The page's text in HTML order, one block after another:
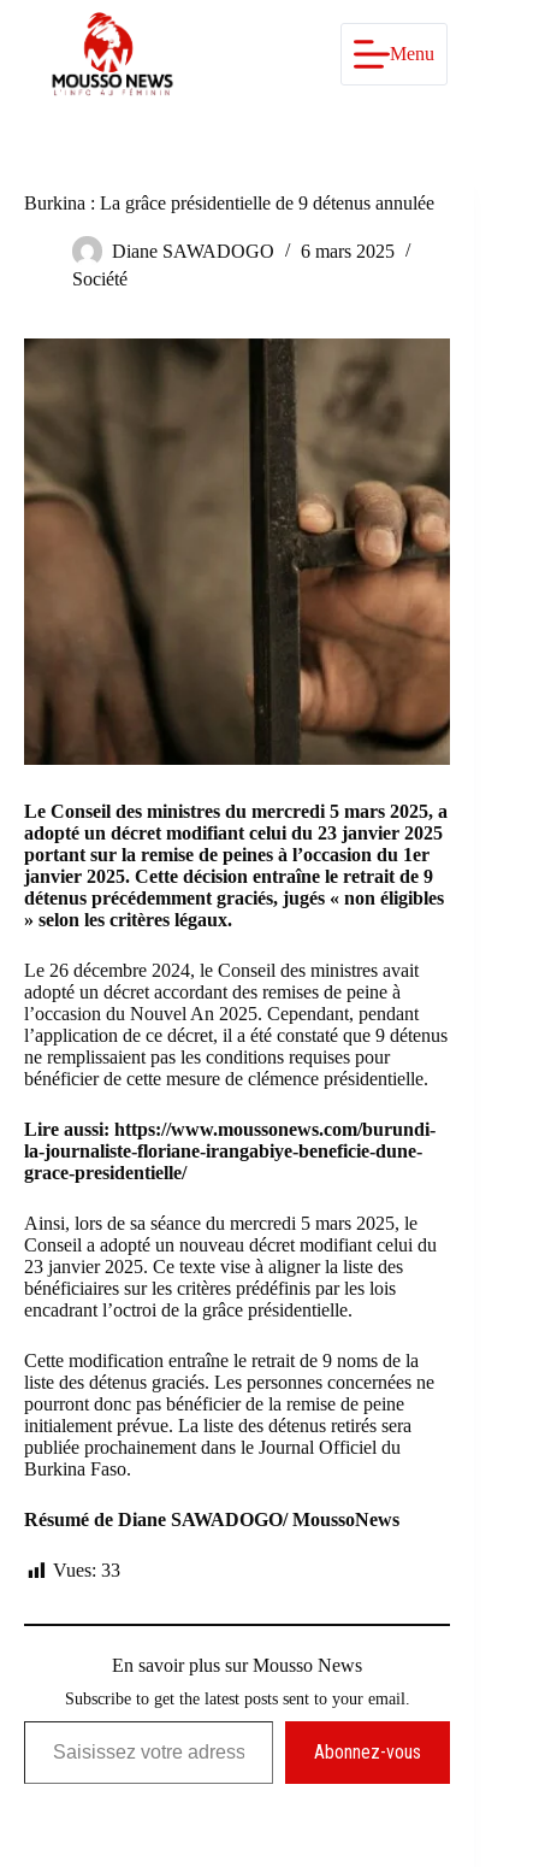
Menu
Burkina : La grâce présidentielle de 9 détenus annulée
Diane SAWADOGO
6 mars 2025
Société
Le Conseil des ministres du mercredi 5 mars 2025, a
adopté un décret modifiant celui du 23 janvier 2025
portant sur la remise de peines à l’occasion du 1er
janvier 2025. Cette décision entraîne le retrait de 9
détenus précédemment graciés, jugés « non éligibles
» selon les critères légaux.
Le 26 décembre 2024, le Conseil des ministres avait
adopté un décret accordant des remises de peine à
l’occasion du Nouvel An 2025. Cependant, pendant
l’application de ce décret, il a été constaté que 9 détenus
ne remplissaient pas les conditions requises pour
bénéficier de cette mesure de clémence présidentielle.
Lire aussi: https://www.moussonews.com/burundi-
la-journaliste-floriane-irangabiye-beneficie-dune-
grace-presidentielle/
Ainsi, lors de sa séance du mercredi 5 mars 2025, le
Conseil a adopté un nouveau décret modifiant celui du
23 janvier 2025. Ce texte vise à aligner la liste des
bénéficiaires sur les critères prédéfinis par les lois
encadrant l’octroi de la grâce présidentielle.
Cette modification entraîne le retrait de 9 noms de la
liste des détenus graciés. Les personnes concernées ne
pourront donc pas bénéficier de la remise de peine
initialement prévue. La liste des détenus retirés sera
publiée prochainement dans le Journal Officiel du
Burkina Faso.
Résumé de Diane SAWADOGO/ MoussoNews
Vues: 33
En savoir plus sur Mousso News
Subscribe to get the latest posts sent to your email.
Saisissez votre adresse e-mail…
Abonnez-vous